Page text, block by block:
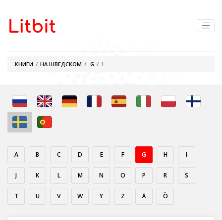
КНИГИ НА ШВЕДСКОМ G 1
A B C D E F G H I
J K L M N O P R S
T U V W Y Z Ä Ö